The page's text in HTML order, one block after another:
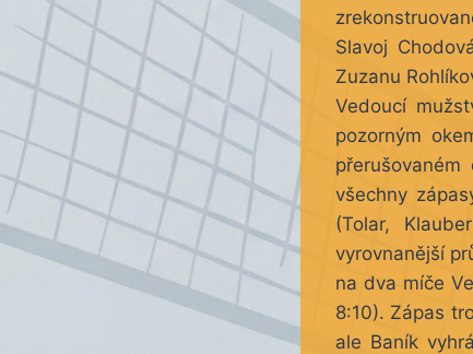
Slavoj
Zuzanu
Vedoucí
pozorným
všechny
(Tolar,
vyrovnanější
na dva míče
8:10). Zápas
ale Baník